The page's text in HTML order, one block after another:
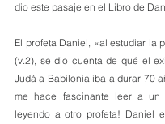
dio este pasaje en el Libro de
El profeta Daniel, «al estudiar la
(v.2), se dio cuenta de qué el
Judá a Babilonia iba a durar 70
me hace fascinante leer a un
leyendo a otro profeta! Daniel